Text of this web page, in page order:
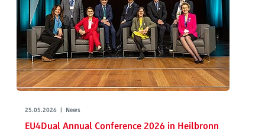
25.05.2026 | News
EU4Dual Annual Conference 2026 in Heilbronn